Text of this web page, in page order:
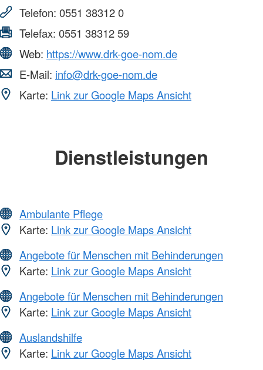
Telefon: 0551 38312 0
Telefax: 0551 38312 59
Web: https://www.drk-goe-nom.de
E-Mail: info@drk-goe-nom.de
Karte: Link zur Google Maps Ansicht
Dienstleistungen
Ambulante Pflege
Karte: Link zur Google Maps Ansicht
Angebote für Menschen mit Behinderungen
Karte: Link zur Google Maps Ansicht
Angebote für Menschen mit Behinderungen
Karte: Link zur Google Maps Ansicht
Auslandshilfe
Karte: Link zur Google Maps Ansicht